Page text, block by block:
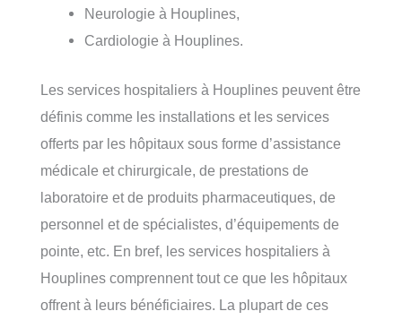
Neurologie à Houplines,
Cardiologie à Houplines.
Les services hospitaliers à Houplines peuvent être
définis comme les installations et les services
offerts par les hôpitaux sous forme d’assistance
médicale et chirurgicale, de prestations de
laboratoire et de produits pharmaceutiques, de
personnel et de spécialistes, d’équipements de
pointe, etc. En bref, les services hospitaliers à
Houplines comprennent tout ce que les hôpitaux
offrent à leurs bénéficiaires. La plupart de ces